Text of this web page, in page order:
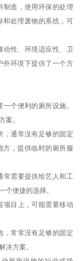
制造，使用环保的处理
和处理废物的系统，可
动性、环境适应性、卫
外环境下提供了一个方
个便利的厕所设施。
案。
，通常没有足够的固定
方，提供临时的厕所服
常需要提供给艺人和工
个便捷的选择。
项目上，可能需要移动
，常常没有足够的固定
决方案。